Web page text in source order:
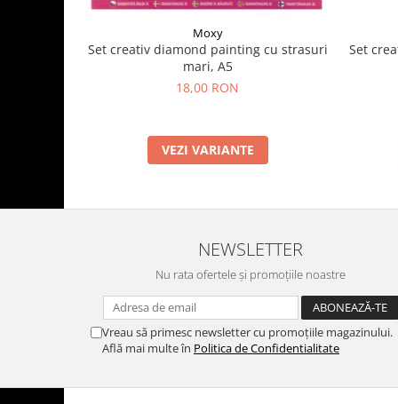
Moxy
Set creativ diamond painting cu strasuri
mari, A5
18,00 RON
VEZI VARIANTE
Set
NEWSLETTER
Nu rata ofertele și promoțiile noastre
Vreau să primesc newsletter cu promoțiile magazinului.
Află mai multe în Politica de Confidentialitate